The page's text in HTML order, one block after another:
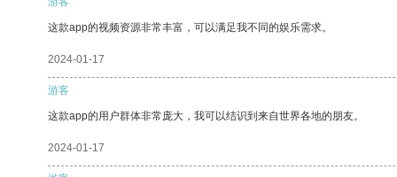
这款app的视频资源非常丰富，可以满足我不同的娱乐需求。
2024-01-17
游客
这款app的用户群体非常庞大，我可以结识到来自世界各地的朋友。
2024-01-17